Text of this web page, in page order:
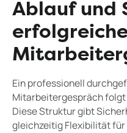
Ablauf und
Ein professionell
Mitarbeitergespräch
Diese Struktur gibt
gleichzeitig Flexibilität